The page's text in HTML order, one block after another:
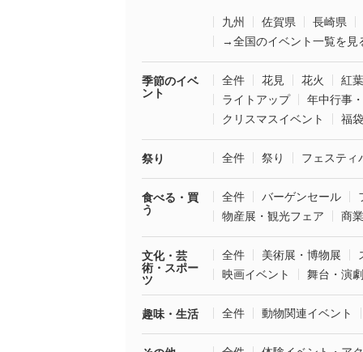
九州 佐賀県
長崎県
→全国のイベント一覧を見
季節のイベ
ント
全件 花見 花火
紅葉
ライトアップ
年中行事
クリスマスイベント
福
祭り 全件 祭り フェスティ
食べる・買
う
全件 バーゲンセール
物産展・観光フェア
商
文化・芸
術・スポー
ツ
全件 美術展・博物展
映画イベント
舞台・演劇
趣味・生活 全件 動物関連イベント